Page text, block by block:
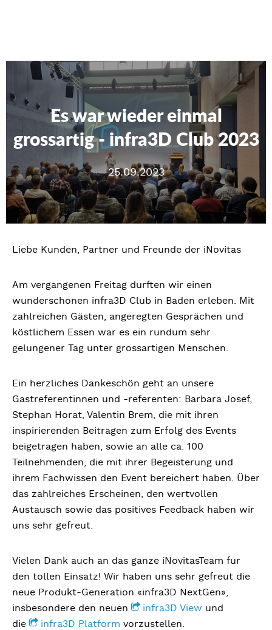
Es war wieder einmal
grossartig - infra3D Club 2023
25.09.2023
Liebe Kunden, Partner und Freunde der iNovitas
Am vergangenen Freitag durften wir einen
wunderschönen infra3D Club in Baden erleben. Mit
zahlreichen Gästen, angeregten Gesprächen und
köstlichem Essen war es ein rundum sehr
gelungener Tag unter grossartigen Menschen.
Ein herzliches Dankeschön geht an unsere
Gastreferentinnen und -referenten: Barbara Josef,
Stephan Horat, Valentin Brem, die mit ihren
inspirierenden Beiträgen zum Erfolg des Events
beigetragen haben, sowie an alle ca. 100
Teilnehmenden, die mit ihrer Begeisterung und
ihrem Fachwissen den Event bereichert haben. Über
das zahlreiches Erscheinen, den wertvollen
Austausch sowie das positives Feedback haben wir
uns sehr gefreut.
Vielen Dank auch an das ganze iNovitasTeam für
den tollen Einsatz! Wir haben uns sehr gefreut die
neue Produkt-Generation «infra3D NextGen»,
insbesondere den neuen
infra3D View und
die
infra3D Platform vorzustellen.